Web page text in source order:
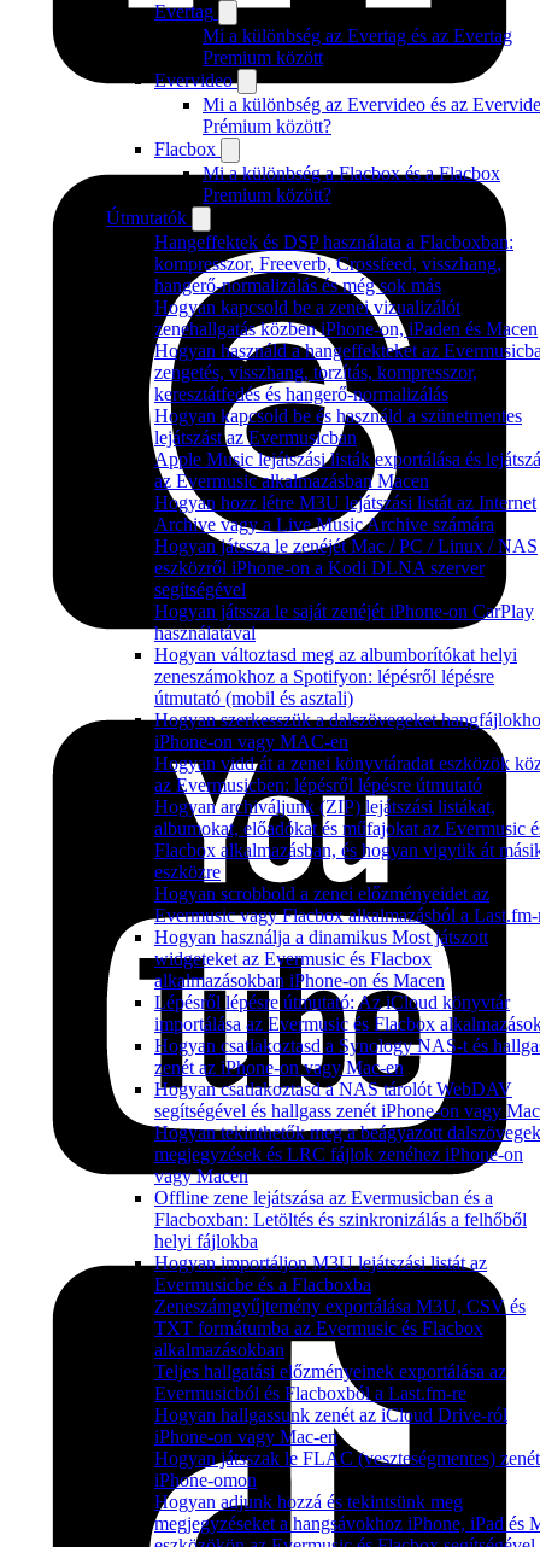
Evertag
Mi a különbség az Evertag és az Evertag
Premium között
Evervideo
Mi a különbség az Evervideo és az
Prémium között?
Flacbox
Mi a különbség a Flacbox és a Flacbox
Premium között?
Útmutatók
Hangeffektek és DSP használata a Flacboxban:
kompresszor, Freeverb, Crossfeed, visszhang,
hangerő-normalizálás és még sok más
Hogyan kapcsold be a zenei vizualizálót
zenehallgatás közben iPhone-on, iPaden és Macen
Hogyan használd a hangeffekteket az
zengetés, visszhang, torzítás, kompresszor,
keresztátfedés és hangerő-normalizálás
Hogyan kapcsold be és használd a szünetmentes
lejátszást az Evermusicban
Apple Music lejátszási listák exportálása és
az Evermusic alkalmazásban Macen
Hogyan hozz létre M3U lejátszási listát az Internet
Archive vagy a Live Music Archive számára
Hogyan játssza le zenéjét Mac / PC / Linux / NAS
eszközről iPhone-on a Kodi DLNA szerver
segítségével
Hogyan játssza le saját zenéjét iPhone-on CarPlay
használatával
Hogyan változtasd meg az albumborítókat helyi
zeneszámokhoz a Spotifyon: lépésről lépésre
útmutató (mobil és asztali)
Hogyan szerkesszük a dalszövegeket
iPhone-on vagy MAC-en
Hogyan vidd át a zenei könyvtáradat eszközök
az Evermusicben: lépésről lépésre útmutató
Hogyan archiváljunk (ZIP) lejátszási listákat,
albumokat, előadókat és műfajokat az Evermusic
Flacbox alkalmazásban, és hogyan vigyük át
eszközre
Hogyan scrobbold a zenei előzményeidet az
Evermusic vagy Flacbox alkalmazásból a Last.fm-
Hogyan használja a dinamikus Most játszott
widgeteket az Evermusic és Flacbox
alkalmazásokban iPhone-on és Macen
Lépésről lépésre útmutató: Az iCloud könyvtár
importálása az Evermusic és Flacbox
Hogyan csatlakoztasd a Synology NAS-t és
zenét az iPhone-on vagy Mac-en
Hogyan csatlakoztasd a NAS tárolót WebDAV
segítségével és hallgass zenét iPhone-on vagy
Hogyan tekinthetők meg a beágyazott
megjegyzések és LRC fájlok zenéhez iPhone-on
vagy Macen
Offline zene lejátszása az Evermusicban és a
Flacboxban: Letöltés és szinkronizálás a felhőből
helyi fájlokba
Hogyan importáljon M3U lejátszási listát az
Evermusicbe és a Flacboxba
Zeneszámgyűjtemény exportálása M3U, CSV és
TXT formátumba az Evermusic és Flacbox
alkalmazásokban
Teljes hallgatási előzményeinek exportálása az
Evermusicból és Flacboxból a Last.fm-re
Hogyan hallgassunk zenét az iCloud Drive-ról
iPhone-on vagy Mac-en
Hogyan játsszak le FLAC (veszteségmentes)
iPhone-omon
Hogyan adjunk hozzá és tekintsünk meg
megjegyzéseket a hangsávokhoz iPhone, iPad és